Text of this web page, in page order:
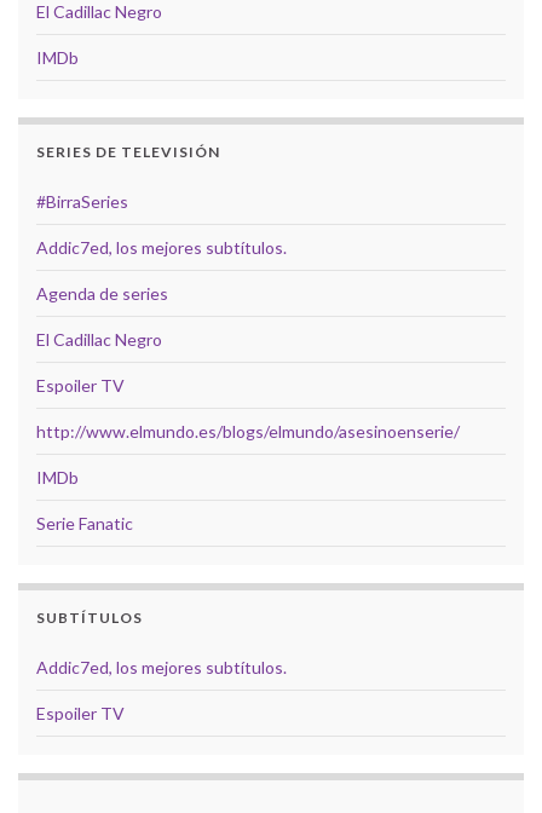
El Cadillac Negro
IMDb
SERIES DE TELEVISIÓN
#BirraSeries
Addic7ed, los mejores subtítulos.
Agenda de series
El Cadillac Negro
Espoiler TV
http://www.elmundo.es/blogs/elmundo/asesinoenserie/
IMDb
Serie Fanatic
SUBTÍTULOS
Addic7ed, los mejores subtítulos.
Espoiler TV